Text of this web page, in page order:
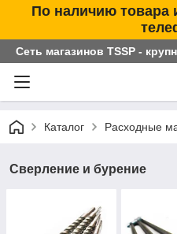
По наличию товара
Сеть магазинов TSSP -
Каталог Расходные
Сверление и бурение